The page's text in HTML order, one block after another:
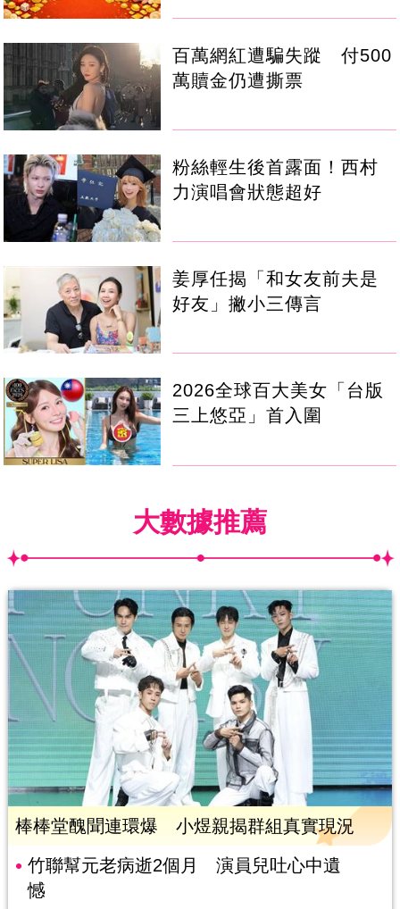
百萬網紅遭騙失蹤 付500
萬贖金仍遭撕票
粉絲輕生後首露面！西村
力演唱會狀態超好
姜厚任揭「和女友前夫是
好友」撇小三傳言
2026全球百大美女「台版
三上悠亞」首入圍
大數據推薦
棒棒堂醜聞連環爆 小煜親揭群組真實現況
竹聯幫元老病逝2個月 演員兒吐心中遺
憾